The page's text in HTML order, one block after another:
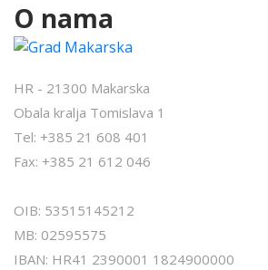
O nama
HR - 21300 Makarska
Obala kralja Tomislava 1
Tel: +385 21 608 401
Fax: +385 21 612 046
OIB: 53515145212
MB: 02595575
IBAN: HR41 2390001 1824900000